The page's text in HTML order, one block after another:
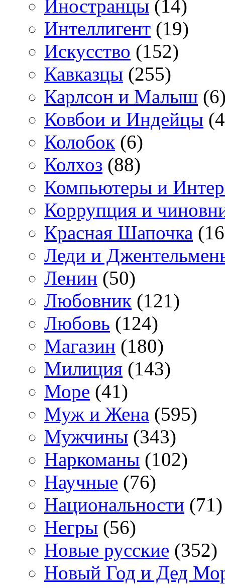
Иностранцы (14)
Интеллигент (19)
Искусство (152)
Кавказцы (255)
Карлсон и Малыш
Ковбои и Индейцы
Колобок (6)
Колхоз (88)
Компьютеры и
Коррупция и
Красная Шапочка
Леди и
Ленин (50)
Любовник (121)
Любовь (124)
Магазин (180)
Милиция (143)
Море (41)
Муж и Жена (595)
Мужчины (343)
Наркоманы (102)
Научные (76)
Национальности (71)
Негры (56)
Новые русские (352)
Новый Год и Дед